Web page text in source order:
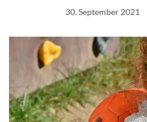
30. September 2021